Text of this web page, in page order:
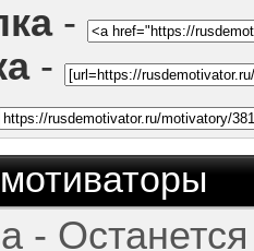
-
-
-